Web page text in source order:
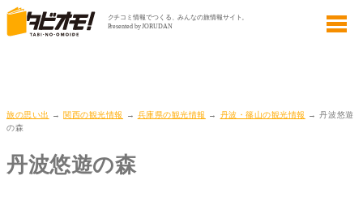
旅の思い出 → 関西の観光情報 → 兵庫県の観光情報 → 丹波・篠山の観光情報
→ 丹波悠遊
の森
丹波悠遊の森